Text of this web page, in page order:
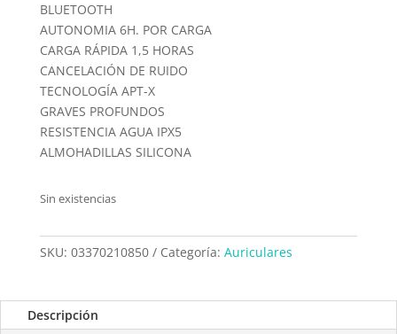
BLUETOOTH
AUTONOMIA 6H. POR CARGA
CARGA RÁPIDA 1,5 HORAS
CANCELACIÓN DE RUIDO
TECNOLOGÍA APT-X
GRAVES PROFUNDOS
RESISTENCIA AGUA IPX5
ALMOHADILLAS SILICONA
Sin existencias
SKU: 03370210850 Categoría: Auriculares
Descripción